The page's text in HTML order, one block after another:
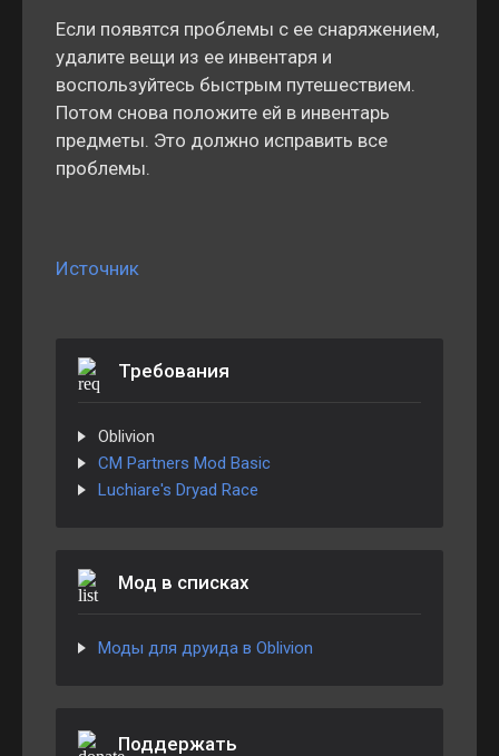
Если появятся проблемы с ее снаряжением,
удалите вещи из ее инвентаря и
воспользуйтесь быстрым путешествием.
Потом снова положите ей в инвентарь
предметы. Это должно исправить все
проблемы.
Источник
Требования
Oblivion
CM Partners Mod Basic
Luchiare's Dryad Race
Мод в списках
Моды для друида в Oblivion
Поддержать